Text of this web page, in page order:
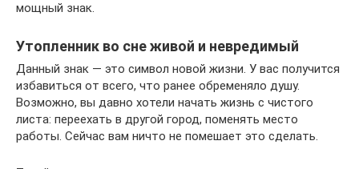
мощный знак.
Утопленник во сне живой и невредимый
Данный знак — это символ новой жизни. У вас получится
избавиться от всего, что ранее обременяло душу.
Возможно, вы давно хотели начать жизнь с чистого
листа: переехать в другой город, поменять место
работы. Сейчас вам ничто не помешает это сделать.